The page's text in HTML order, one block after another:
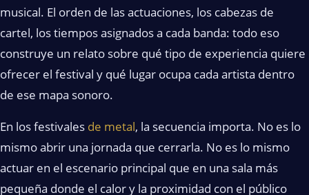
musical. El orden de las actuaciones, los cabezas de
cartel, los tiempos asignados a cada banda: todo eso
construye un relato sobre qué tipo de experiencia quiere
ofrecer el festival y qué lugar ocupa cada artista dentro
de ese mapa sonoro.
En los festivales de metal, la secuencia importa. No es lo
mismo abrir una jornada que cerrarla. No es lo mismo
actuar en el escenario principal que en una sala más
pequeña donde el calor y la proximidad con el público